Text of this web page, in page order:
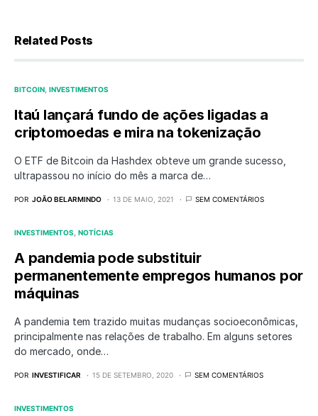
Related Posts
BITCOIN INVESTIMENTOS
Itaú lançará fundo de ações ligadas a
criptomoedas e mira na tokenização
O ETF de Bitcoin da Hashdex obteve um grande sucesso,
ultrapassou no início do mês a marca de…
POR JOÃO BELARMINDO 13 DE MAIO, 2021 SEM COMENTÁRIOS
INVESTIMENTOS NOTÍCIAS
A pandemia pode substituir
permanentemente empregos humanos por
máquinas
A pandemia tem trazido muitas mudanças socioeconômicas,
principalmente nas relações de trabalho. Em alguns setores
do mercado, onde…
POR INVESTIFICAR 15 DE SETEMBRO, 2020 SEM COMENTÁRIOS
INVESTIMENTOS